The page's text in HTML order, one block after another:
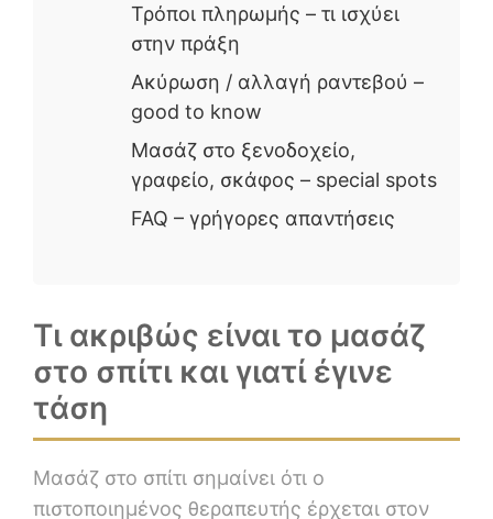
Τρόποι πληρωμής – τι ισχύει
στην πράξη
Ακύρωση / αλλαγή ραντεβού –
good to know
Μασάζ στο ξενοδοχείο,
γραφείο, σκάφος – special spots
FAQ – γρήγορες απαντήσεις
Τι ακριβώς είναι το μασάζ
στο σπίτι και γιατί έγινε
τάση
Μασάζ στο σπίτι σημαίνει ότι ο
πιστοποιημένος θεραπευτής έρχεται στον